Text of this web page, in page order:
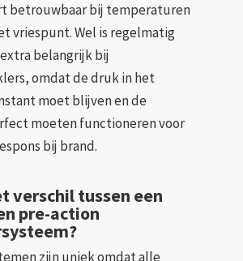
betrouwbaar bij temperaturen
vriespunt. Wel is regelmatig
belangrijk bij
omdat de druk in het
moet blijven en de
moeten functioneren voor
bij brand.
verschil tussen een
pre-action
zijn uniek omdat alle